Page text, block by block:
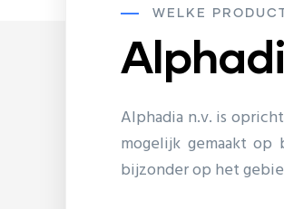
WELKE
Alphadia n.v. is
mogelijk gemaakt
bijzonder op het